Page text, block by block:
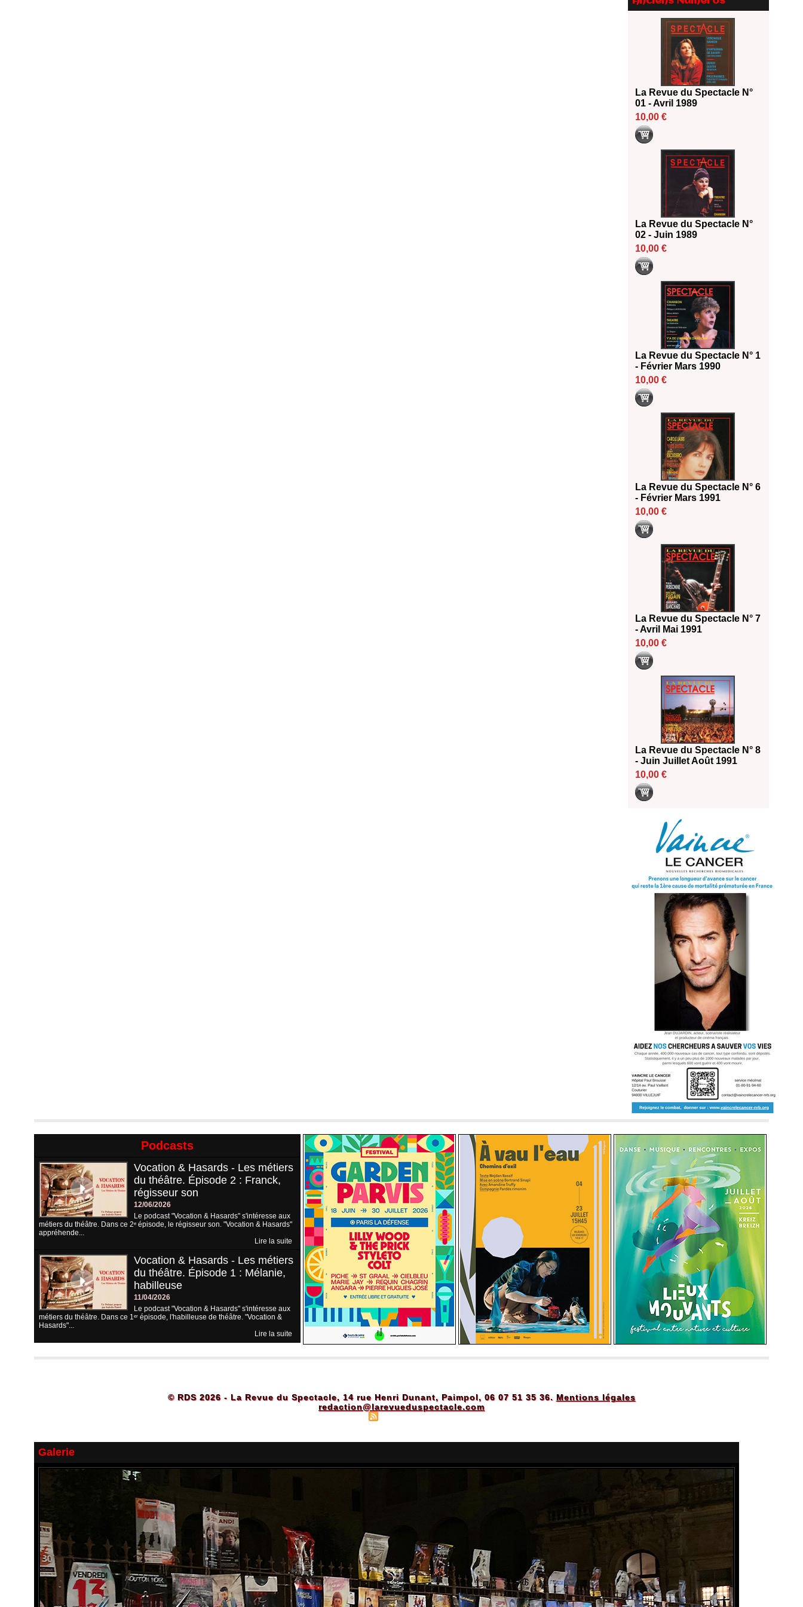
Les 10 lauréats du Fonds
Grandes Formes Théâtre 2026
Nomination de Nathalie
Garraud et Olivier Saccomano à
la direction du Théâtre de
Gennevilliers - CDN
Dispositif SACD Auteurs
d'espaces : les lauréats 2026
La Revue du Spectacle N°
01 - Avril 1989
10,00 €
La Revue du Spectacle N°
02 - Juin 1989
10,00 €
La Revue du Spectacle N° 1
- Février Mars 1990
10,00 €
La Revue du Spectacle N° 6
- Février Mars 1991
10,00 €
La Revue du Spectacle N° 7
- Avril Mai 1991
10,00 €
La Revue du Spectacle N° 8
- Juin Juillet Août 1991
10,00 €
Podcasts
Vocation & Hasards - Les métiers
du théâtre. Épisode 2 : Franck,
régisseur son
12/06/2026
Le podcast "Vocation & Hasards" s'intéresse aux
métiers du théâtre. Dans ce 2ᵉ épisode, le régisseur son. "Vocation & Hasards"
appréhende...
Lire la suite
Vocation & Hasards - Les métiers
du théâtre. Épisode 1 : Mélanie,
habilleuse
11/04/2026
Le podcast "Vocation & Hasards" s'intéresse aux
métiers du théâtre. Dans ce 1ᵉʳ épisode, l'habilleuse de théâtre. "Vocation &
Hasards"...
Lire la suite
© RDS 2026 - La Revue du Spectacle, 14 rue Henri Dunant, Paimpol, 06 07 51 35 36. Mentions légales
redaction@larevueduspectacle.com
Galerie